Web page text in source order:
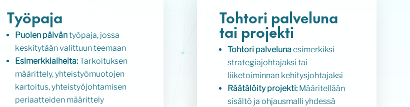
Työpaja
Puolen päiväntyöpaja, jossa
keskitytään valittuun teemaan
Esimerkkiaiheita:Tarkoituksen
määrittely, yhteistyömuotojen
kartoitus, yhteistyöjohtamisen
periaatteiden määrittely
Tohtori palveluna
tai projekti
Tohtori palvelunaesimerkiksi
strategiajohtajaksi tai
liiketoiminnan kehitysjohtajaksi
Räätälöity projekti:Määritellään
sisältö ja ohjausmalli yhdessä